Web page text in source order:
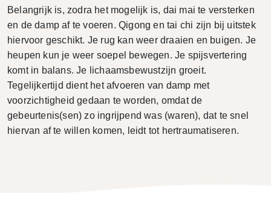
Belangrijk is, zodra het mogelijk is, dai mai te versterken
en de damp af te voeren. Qigong en tai chi zijn bij uitstek
hiervoor geschikt. Je rug kan weer draaien en buigen. Je
heupen kun je weer soepel bewegen. Je spijsvertering
komt in balans. Je lichaamsbewustzijn groeit.
Tegelijkertijd dient het afvoeren van damp met
voorzichtigheid gedaan te worden, omdat de
gebeurtenis(sen) zo ingrijpend was (waren), dat te snel
hiervan af te willen komen, leidt tot hertraumatiseren.